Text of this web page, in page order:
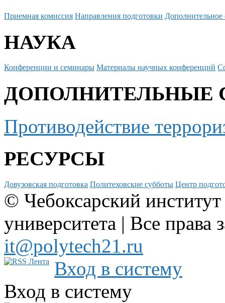
Приемная комиссия Направления подготовки Дополнительное
НАУКА
Конференции и семинары Материалы научных конференций
ДОПОЛНИТЕЛЬНЫЕ
Противодействие
РЕСУРСЫ
Довузовская подготовка Политеховские субботы Центр
© Чебоксарский
университета | Все
it@polytech21.ru
Вход в систему
Вход в систему